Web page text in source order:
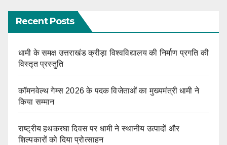
Recent Posts
धामी के समक्ष उत्तराखंड क्रीड़ा विश्वविद्यालय की निर्माण प्रगति की
विस्तृत प्रस्तुति
कॉमनवेल्थ गेम्स 2026 के पदक विजेताओं का मुख्यमंत्री धामी ने
किया सम्मान
राष्ट्रीय हथकरघा दिवस पर धामी ने स्थानीय उत्पादों और
शिल्पकारों को दिया प्रोत्साहन